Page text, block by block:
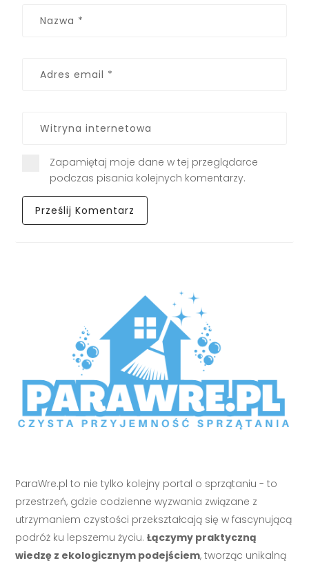
Zapamiętaj moje dane w tej przeglądarce
podczas pisania kolejnych komentarzy.
ParaWre.pl to nie tylko kolejny portal o sprzątaniu - to
przestrzeń, gdzie codzienne wyzwania związane z
utrzymaniem czystości przekształcają się w fascynującą
podróż ku lepszemu życiu.Łączymy praktyczną
wiedzę z ekologicznym podejściem, tworząc unikalną